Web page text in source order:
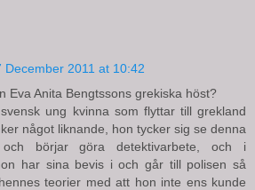
December 2011 at 10:42
Eva Anita Bengtssons grekiska höst?
ung kvinna som flyttar till grekland
något liknande, hon tycker sig se denna
börjar göra detektivarbete, och i
har sina bevis i och går till polisen så
teorier med att hon inte ens kunde